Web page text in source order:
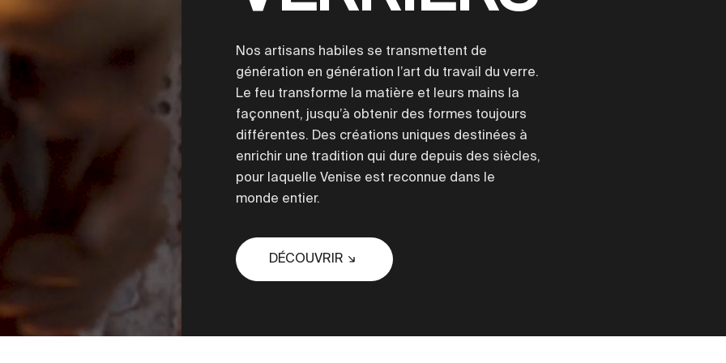
Nos artisans habiles se transmettent de
génération en génération l’art du travail du verre.
Le feu transforme la matière et leurs mains la
façonnent, jusqu’à obtenir des formes toujours
différentes. Des créations uniques destinées à
enrichir une tradition qui dure depuis des siècles,
pour laquelle Venise est reconnue dans le
monde entier.
DÉCOUVRIR